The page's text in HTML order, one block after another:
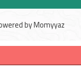
byMomyyaz